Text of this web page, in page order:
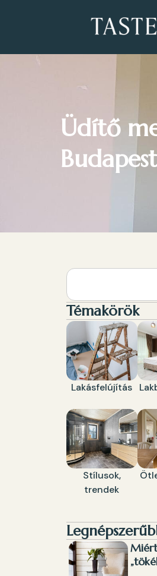
Üdítő
Témakörök
Lakásfelújítás
Stílusok,
trendek